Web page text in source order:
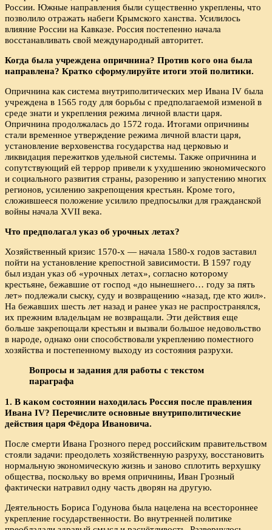
России. Южные направления были существенно укреплены, что
позволило отражать набеги Крымского ханства. Усилилось
влияние России на Кавказе. Россия постепенно начала
восстанавливать свой международный авторитет.
Когда была учреждена опричнина? Против кого она была
направлена? Кратко сформулируйте итоги этой политики.
Опричнина как система внутриполитических мер Ивана IV была
учреждена в 1565 году для борьбы с предполагаемой изменой в
среде знати и укрепления режима личной власти царя.
Опричнина продолжалась до 1572 года. Итогами опричнины
стали временное утверждение режима личной власти царя,
установление верховенства государства над церковью и
ликвидация пережитков удельной системы. Также опричнина и
сопутствующий ей террор привели к ухудшению экономического
и социального развития страны, разорению и запустению многих
регионов, усилению закрепощения крестьян. Кроме того,
сложившееся положение усилило предпосылки для гражданской
войны начала XVII века.
Что предполагал указ об урочных летах?
Хозяйственный кризис 1570-х — начала 1580-х годов заставил
пойти на установление крепостной зависимости. В 1597 году
был издан указ об «урочных летах», согласно которому
крестьяне, бежавшие от господ «до нынешнего… году за пять
лет» подлежали сыску, суду и возвращению «назад, где кто жил».
На бежавших шесть лет назад и ранее указ не распространялся,
их прежним владельцам не возвращали. Эти действия еще
больше закрепощали крестьян и вызвали большое недовольство
в народе, однако они способствовали укреплению поместного
хозяйства и постепенному выходу из состояния разрухи.
Вопросы и задания для работы с текстом
параграфа
1. В каком состоянии находилась Россия после правления
Ивана IV? Перечислите основные внутриполитические
действия царя Фёдора Ивановича.
После смерти Ивана Грозного перед российским правительством
стояли задачи: преодолеть хозяйственную разруху, восстановить
нормальную экономическую жизнь и заново сплотить верхушку
общества, поскольку во время опричнины, Иван Грозный
фактически натравил одну часть дворян на другую.
Деятельность Бориса Годунова была нацелена на всестороннее
укрепление государственности. Во внутренней политике